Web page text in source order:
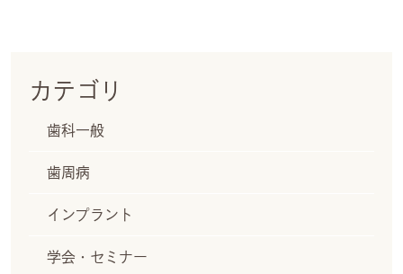
カテゴリ
歯科一般
歯周病
インプラント
学会・セミナー